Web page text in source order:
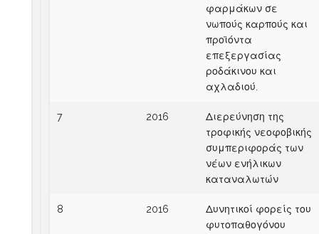
φαρμάκων σε
νωπούς καρπούς και
προϊόντα
επεξεργασίας
ροδάκινου και
αχλαδιού.
7 2016
Διερεύνηση της
τροφικής νεοφοβικής
συμπεριφοράς των
νέων ενήλικων
καταναλωτών
8 2016
Δυνητικοί φορείς του
φυτοπαθογόνου